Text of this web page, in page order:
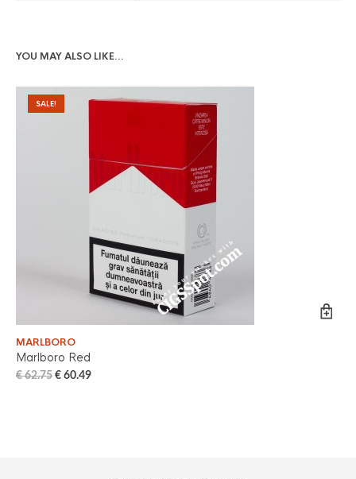
YOU MAY ALSO LIKE…
SALE!
MARLBORO
Marlboro Red
€62.75 € 60.49